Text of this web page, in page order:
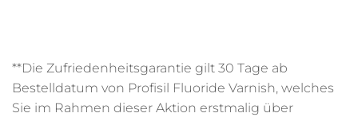
**Die Zufriedenheitsgarantie gilt 30 Tage ab
Bestelldatum von Profisil Fluoride Varnish, welches
Sie im Rahmen dieser Aktion erstmalig über